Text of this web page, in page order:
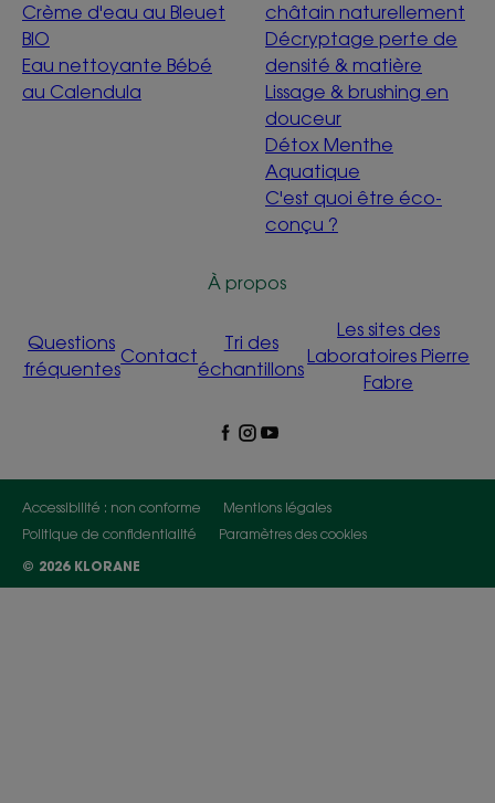
Crème d'eau au Bleuet
BIO
Eau nettoyante Bébé
au Calendula
châtain naturellement
Décryptage perte de
densité & matière
Lissage & brushing en
douceur
Détox Menthe
Aquatique
C'est quoi être éco-
conçu ?
À propos
Questions
fréquentes
Contact
Tri des
échantillons
Les sites des
Laboratoires Pierre
Fabre
Accessibilité : non conforme
Mentions légales
Politique de confidentialité
Paramètres des cookies
© 2026 KLORANE